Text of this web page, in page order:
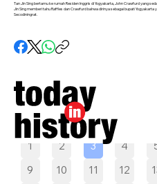
Pilih tanggal
1 2 3 4
9
10 11 12
Tan Jin Sing bertamu ke rumah Residen Inggris di Yogyakarta, John Crawfurd yang
Jin Sing memberi tahu Raffles dan Crawfurd bahwa dirinya sebagai bupati
Secodiningrat.